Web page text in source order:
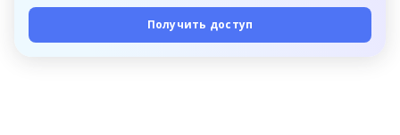
Получить доступ